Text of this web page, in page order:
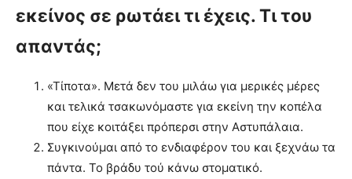
εκείνος σε ρωτάει τι έχεις. Τι του
απαντάς;
«Τίποτα». Μετά δεν του μιλάω για μερικές μέρες
και τελικά τσακωνόμαστε για εκείνη την κοπέλα
που είχε κοιτάξει πρόπερσι στην Αστυπάλαια.
Συγκινούμαι από το ενδιαφέρον του και ξεχνάω τα
πάντα. Το βράδυ τού κάνω στοματικό.